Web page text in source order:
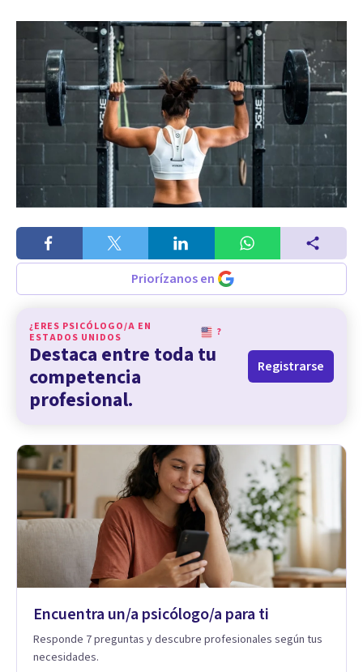
Priorízanos en
¿ERES PSICÓLOGO/A EN
ESTADOS UNIDOS
?
Destaca entre toda tu
competencia
profesional.
Registrarse
Encuentra un/a psicólogo/a para ti
Responde 7 preguntas y descubre profesionales según tus
necesidades.